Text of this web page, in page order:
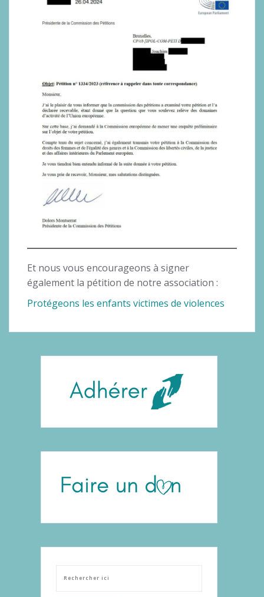
Et nous vous encourageons à signer
également la pétition de notre association :
Protégeons les enfants victimes de violences